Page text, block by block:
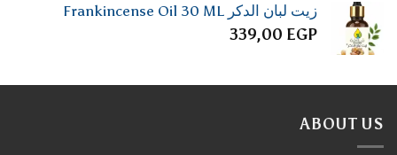
زيت لبان الدكر Frankincense Oil 30 ML
339,00 EGP
ABOUT US